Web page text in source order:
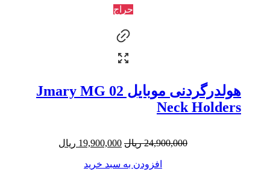
حراج
هولدرگردنی موبایل Jmary MG 02
Neck Holders
24,900,000 ریال 19,900,000 ریال
افزودن به سبد خرید